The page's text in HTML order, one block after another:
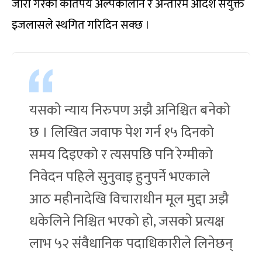
इजलासले स्थगित गरिदिन सक्छ ।
यसको न्याय निरुपण अझै अनिश्चित बनेको
छ । लिखित जवाफ पेश गर्न १५ दिनको
समय दिइएको र त्यसपछि पनि रेग्मीको
निवेदन पहिले सुनुवाइ हुनुपर्ने भएकाले
आठ महीनादेखि विचाराधीन मूल मुद्दा अझै
धकेलिने निश्चित भएको हो, जसको प्रत्यक्ष
लाभ ५२ संवैधानिक पदाधिकारीले लिनेछन्